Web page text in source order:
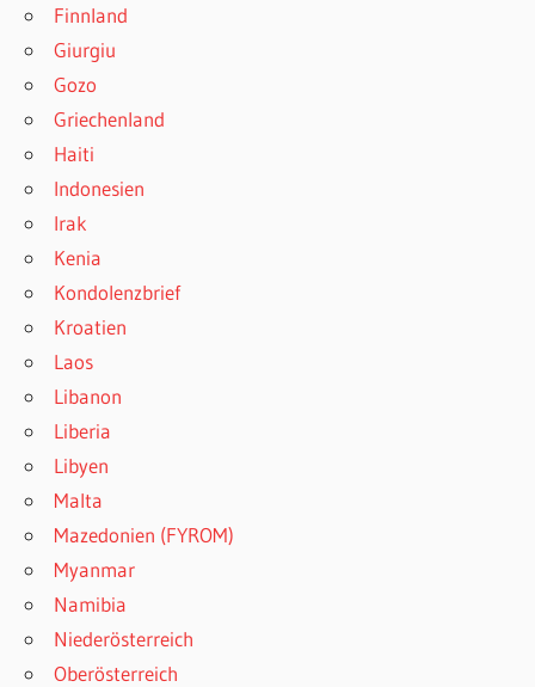
Finnland
Giurgiu
Gozo
Griechenland
Haiti
Indonesien
Irak
Kenia
Kondolenzbrief
Kroatien
Laos
Libanon
Liberia
Libyen
Malta
Mazedonien (FYROM)
Myanmar
Namibia
Niederösterreich
Oberösterreich